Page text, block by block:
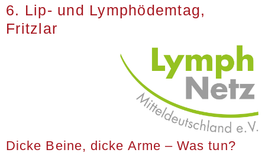
die Publikationen
Aktuell
6. Lip- und Lymphödemtag,
Fritzlar
Dicke Beine, dicke Arme – Was tun?